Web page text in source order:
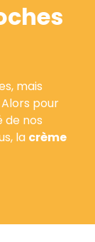
mais
pour
de nos
la crème